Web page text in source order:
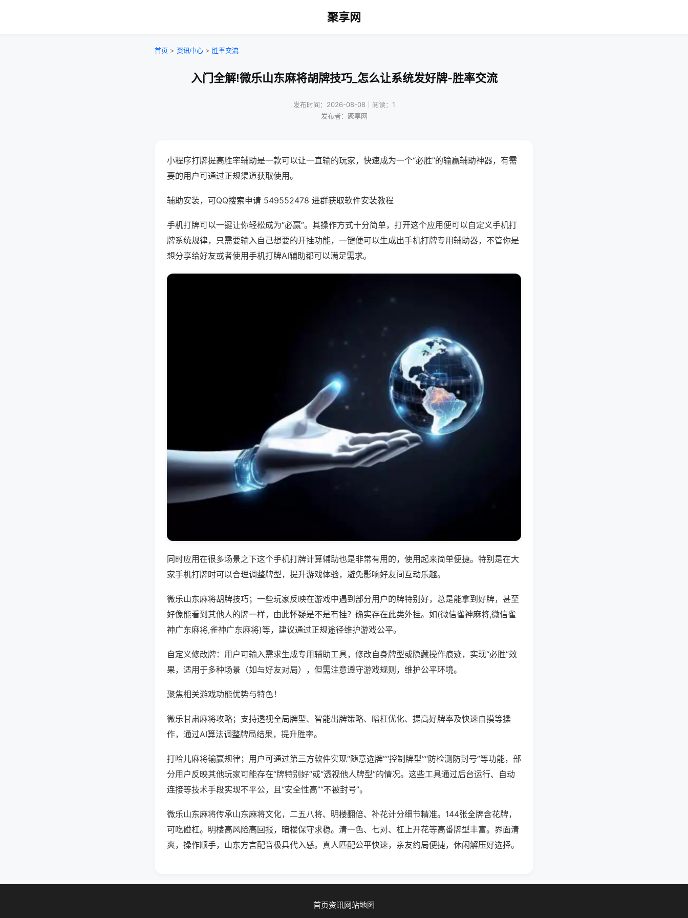
聚享网
首页 > 资讯中心 > 胜率交流
入门全解!微乐山东麻将胡牌技巧_怎么让系统发好牌-胜率交流
发布时间：2026-08-08｜阅读：1
发布者：聚享网
小程序打牌提高胜率辅助是一款可以让一直输的玩家，快速成为一个“必胜”的输赢辅助神器，有需
要的用户可通过正规渠道获取使用。
辅助安装，可QQ搜索申请 549552478 进群获取软件安装教程
手机打牌可以一键让你轻松成为“必赢”。其操作方式十分简单，打开这个应用便可以自定义手机打
牌系统规律，只需要输入自己想要的开挂功能，一键便可以生成出手机打牌专用辅助器，不管你是
想分享给好友或者使用手机打牌AI辅助都可以满足需求。
同时应用在很多场景之下这个手机打牌计算辅助也是非常有用的，使用起来简单便捷。特别是在大
家手机打牌时可以合理调整牌型，提升游戏体验，避免影响好友间互动乐趣。
微乐山东麻将胡牌技巧；一些玩家反映在游戏中遇到部分用户的牌特别好，总是能拿到好牌，甚至
好像能看到其他人的牌一样，由此怀疑是不是有挂？确实存在此类外挂。如(微信雀神麻将,微信雀
神广东麻将,雀神广东麻将)等，建议通过正规途径维护游戏公平。
自定义修改牌：用户可输入需求生成专用辅助工具，修改自身牌型或隐藏操作痕迹，实现“必胜”效
果，适用于多种场景（如与好友对局），但需注意遵守游戏规则，维护公平环境。
聚焦相关游戏功能优势与特色！
微乐甘肃麻将攻略；支持透视全局牌型、智能出牌策略、暗杠优化、提高好牌率及快速自摸等操
作，通过AI算法调整牌局结果，提升胜率。
打哈儿麻将输赢规律；用户可通过第三方软件实现“随意选牌”“控制牌型”“防检测防封号”等功能，部
分用户反映其他玩家可能存在“牌特别好”或“透视他人牌型”的情况。这些工具通过后台运行、自动
连接等技术手段实现不平公，且“安全性高”“不被封号”。
微乐山东麻将传承山东麻将文化，二五八将、明楼翻倍、补花计分细节精准。144张全牌含花牌，
可吃碰杠。明楼高风险高回报，暗楼保守求稳。清一色、七对、杠上开花等高番牌型丰富。界面清
爽，操作顺手，山东方言配音极具代入感。真人匹配公平快速，亲友约局便捷，休闲解压好选择。
首页资讯网站地图